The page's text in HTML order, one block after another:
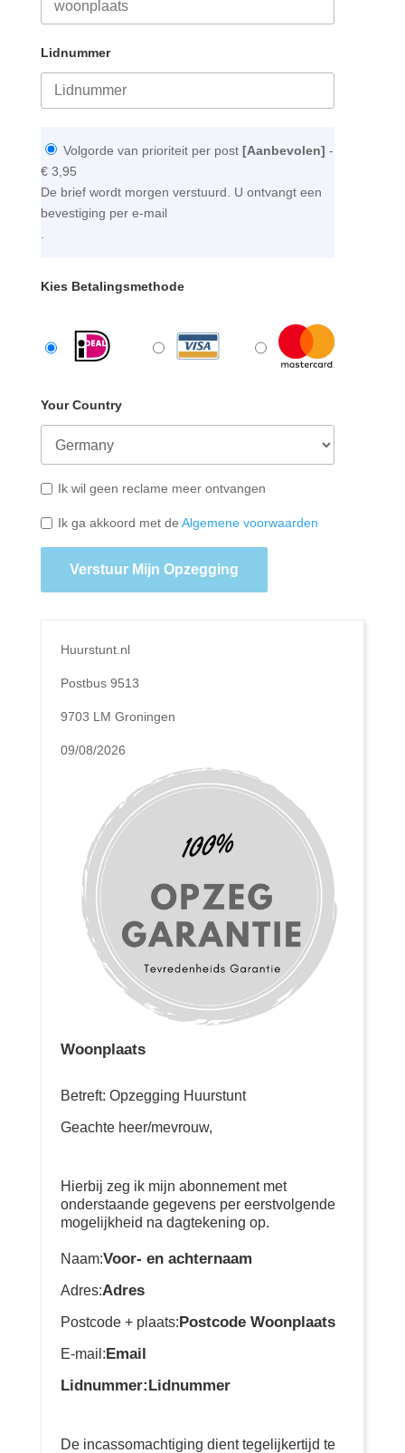
Lidnummer
Volgorde van prioriteit per post [Aanbevolen] -
€ 3,95
De brief wordt morgen verstuurd. U ontvangt een
bevestiging per e-mail
.
Kies Betalingsmethode
Your Country
Ik wil geen reclame meer ontvangen
Ik ga akkoord met de Algemene voorwaarden
Verstuur Mijn Opzegging
Huurstunt.nl
Postbus 9513
9703 LM Groningen
09/08/2026
Woonplaats
Betreft: Opzegging Huurstunt
Geachte heer/mevrouw,
Hierbij zeg ik mijn abonnement met
onderstaande gegevens per eerstvolgende
mogelijkheid na dagtekening op.
Naam:Voor- en achternaam
Adres:Adres
Postcode + plaats:Postcode Woonplaats
E-mail:Email
Lidnummer:Lidnummer
De incassomachtiging dient tegelijkertijd te